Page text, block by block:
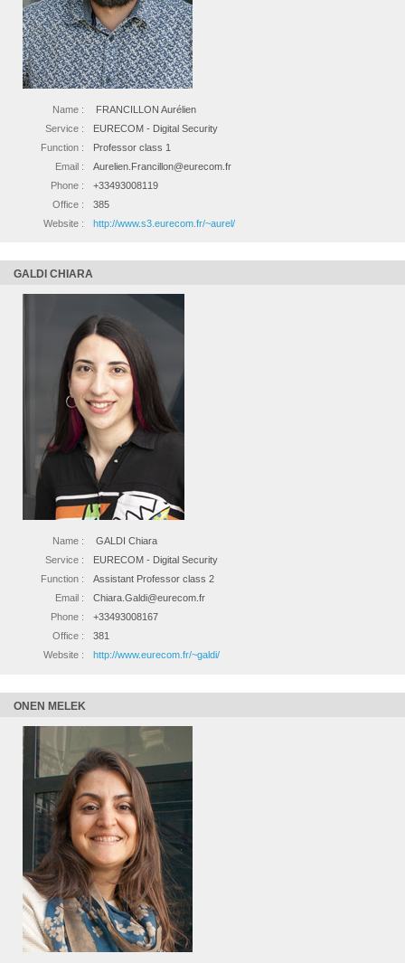
Name :
FRANCILLON Aurélien
Service :
EURECOM - Digital Security
Function :
Professor class 1
Email :
Aurelien.Francillon@eurecom.fr
Phone :
+33493008119
Office :
385
Website :
http://www.s3.eurecom.fr/~aurel/
GALDI CHIARA
Name :
GALDI Chiara
Service :
EURECOM - Digital Security
Function :
Assistant Professor class 2
Email :
Chiara.Galdi@eurecom.fr
Phone :
+33493008167
Office :
381
Website :
http://www.eurecom.fr/~galdi/
ONEN MELEK